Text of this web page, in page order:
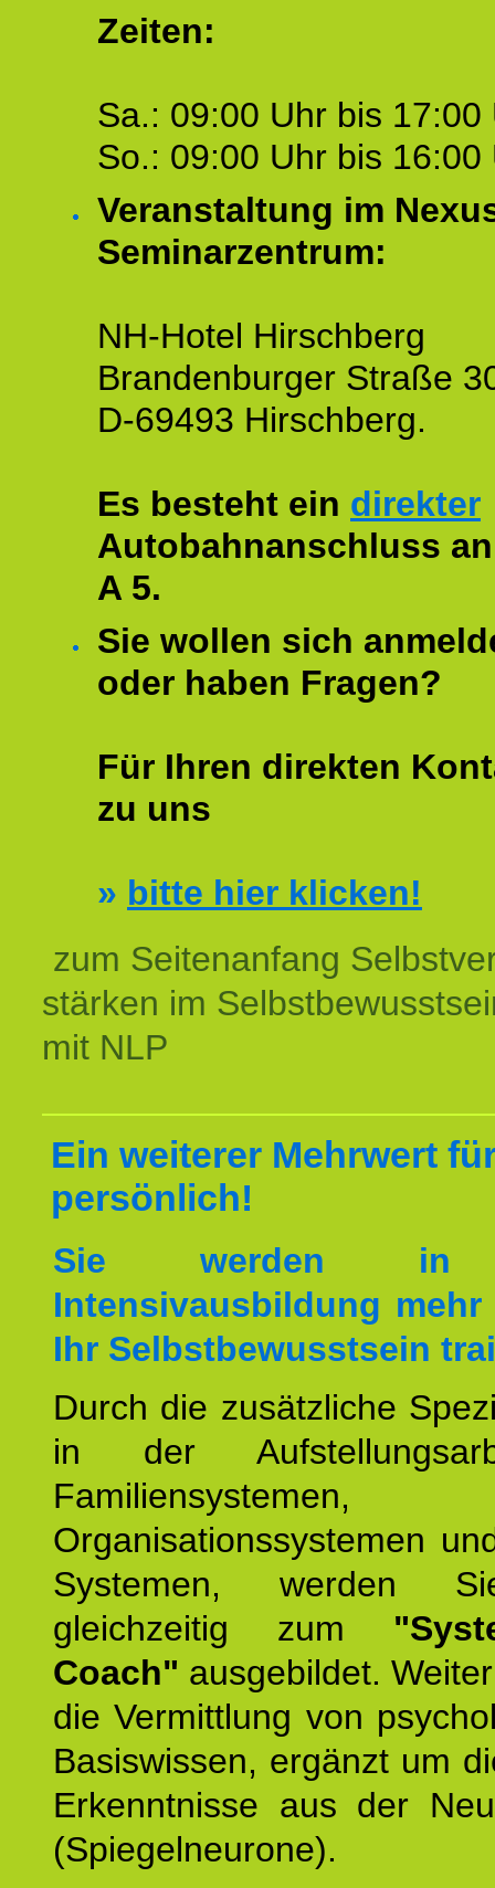
Zeiten:
Sa.: 09:00 Uhr bis 17:00
So.: 09:00 Uhr bis 16:00
Veranstaltung im
Seminarzentrum:
NH-Hotel Hirschberg
Brandenburger Straße
D-69493 Hirschberg.
Es besteht ein direkter
Autobahnanschluss
A 5.
Sie wollen sich
oder haben Fragen?
Für Ihren direkten
zu uns
» bitte hier klicken!
zum Seitenanfang
stärken im
mit NLP
Ein weiterer Mehrwert
persönlich!
Sie werden in
Intensivausbildung
Ihr Selbstbewusstsein
Durch die zusätzliche
in der
Familiensystemen,
Organisationssystemen
Systemen, werden
gleichzeitig zum
Coach" ausgebildet.
die Vermittlung von
Basiswissen, ergänzt um
Erkenntnisse aus der
(Spiegelneurone).